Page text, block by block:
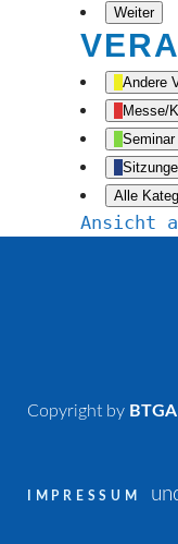
Weiter
Andere
Messe/
Seminar
Alle
Ansicht
Copyright by
IMPRESSUM